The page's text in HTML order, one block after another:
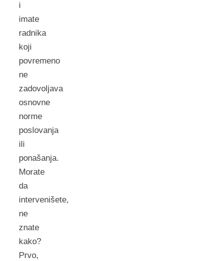
i
imate
radnika
koji
povremeno
ne
zadovoljava
osnovne
norme
poslovanja
ili
ponašanja.
Morate
da
intervenišete,
ne
znate
kako?
Prvo,